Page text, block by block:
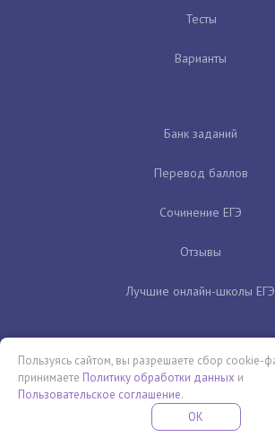
Тесты
Варианты
Банк заданий
Перевод баллов
Сочинение ЕГЭ
Отзывы
Лучшие онлайн-школы ЕГЭ
Бесплатная летняя школа
ПРОВЕДИ ЭТО ЛЕТО С ПОЛЬЗОЙ
Пользуясь сайтом, вы разрешаете сбор cookie-
принимаете Политику обработки данных и
Пользовательское соглашение.
OK